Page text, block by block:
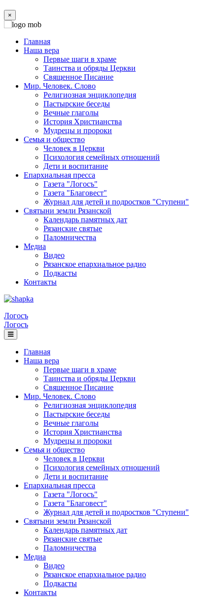
×
Главная
Наша вера
Первые шаги в храме
Таинства и обряды Церкви
Священное Писание
Мир. Человек. Слово
Религиозная энциклопедия
Пастырские беседы
Вечные глаголы
История Христианства
Мудрецы и пророки
Семья и общество
Человек в Церкви
Психология семейных отношений
Дети и воспитание
Епархиальная пресса
Газета "Логосъ"
Газета "Благовест"
Журнал для детей и подростков "Ступени"
Святыни земли Рязанской
Календарь памятных дат
Рязанские святые
Паломничества
Медиа
Видео
Рязанское епархиальное радио
Подкасты
Контакты
Логосъ
Логосъ
Главная
Наша вера
Первые шаги в храме
Таинства и обряды Церкви
Священное Писание
Мир. Человек. Слово
Религиозная энциклопедия
Пастырские беседы
Вечные глаголы
История Христианства
Мудрецы и пророки
Семья и общество
Человек в Церкви
Психология семейных отношений
Дети и воспитание
Епархиальная пресса
Газета "Логосъ"
Газета "Благовест"
Журнал для детей и подростков "Ступени"
Святыни земли Рязанской
Календарь памятных дат
Рязанские святые
Паломничества
Медиа
Видео
Рязанское епархиальное радио
Подкасты
Контакты